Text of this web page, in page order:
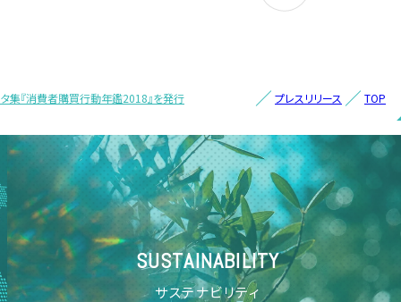
TOP
プレスリリース
集『消費者購買行動年鑑2018』を発行
SUSTAINABILITY
サステナビリティ